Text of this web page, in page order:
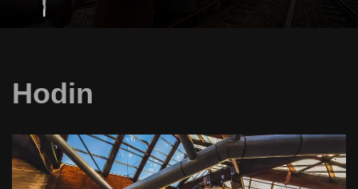
Hodin